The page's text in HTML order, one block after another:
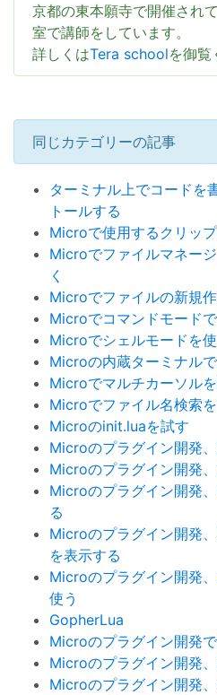
京都の東本願寺で開催され
室で講師をしています。
詳しくはTera schoolを御覧
同じカテゴリーの記事
ターミナル上でコードを
トールする
Microで使用するクリッ
Microでファイルマネー
く
Microでファイルの新規
Microでコマンドモード
Microでシェルモードを
Microの内蔵ターミナル
Microでマルチカーソル
Microでファイル名検索
Microのinit.luaを試す
Microのプラグイン開発
Microのプラグイン開発
Microのプラグイン開発
る
Microのプラグイン開発
を表示する
Microのプラグイン開発
使う
GopherLua
Microのプラグイン開発
Microのプラグイン開発
Microのプラグイン開発